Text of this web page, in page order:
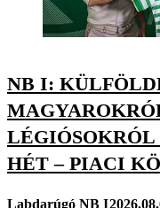
NB I:
HÉT – PIACI
Labdarúgó NB I